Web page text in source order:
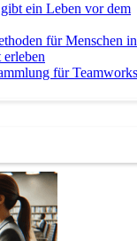
ein Leben vor dem
für Menschen in
für